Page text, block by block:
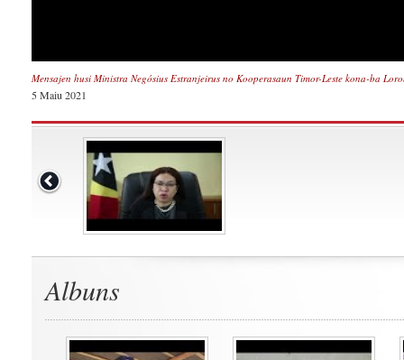
Mensajen husi Ministra Negósius Estranjeirus no Kooperasaun Timor-Leste kona-ba
5 Maiu 2021
Albuns